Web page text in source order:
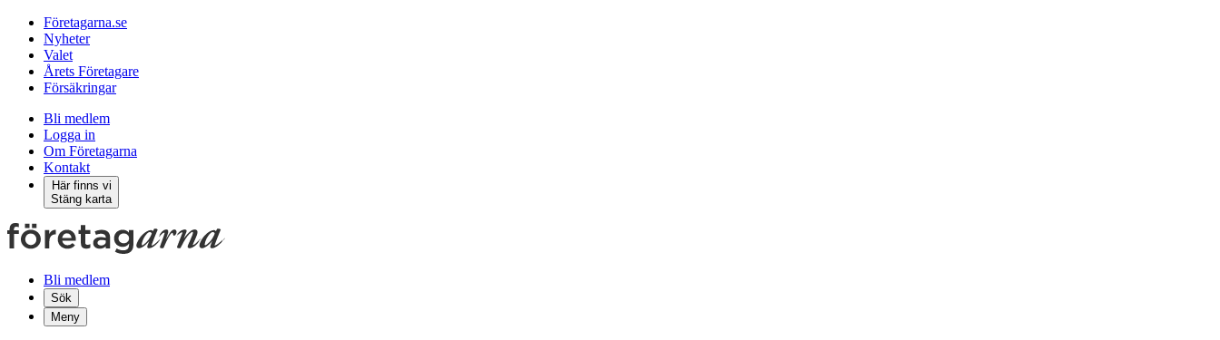
Företagarna.se
Nyheter
Valet
Årets Företagare
Försäkringar
Bli medlem
Logga in
Om Företagarna
Kontakt
Här finns vi
Stäng karta
Bli medlem
Sök
Meny